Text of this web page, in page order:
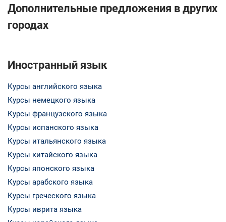
Дополнительные предложения в других
городах
Иностранный язык
Курсы английского языка
Курсы немецкого языка
Курсы французского языка
Курсы испанского языка
Курсы итальянского языка
Курсы китайского языка
Курсы японского языка
Курсы арабского языка
Курсы греческого языка
Курсы иврита языка